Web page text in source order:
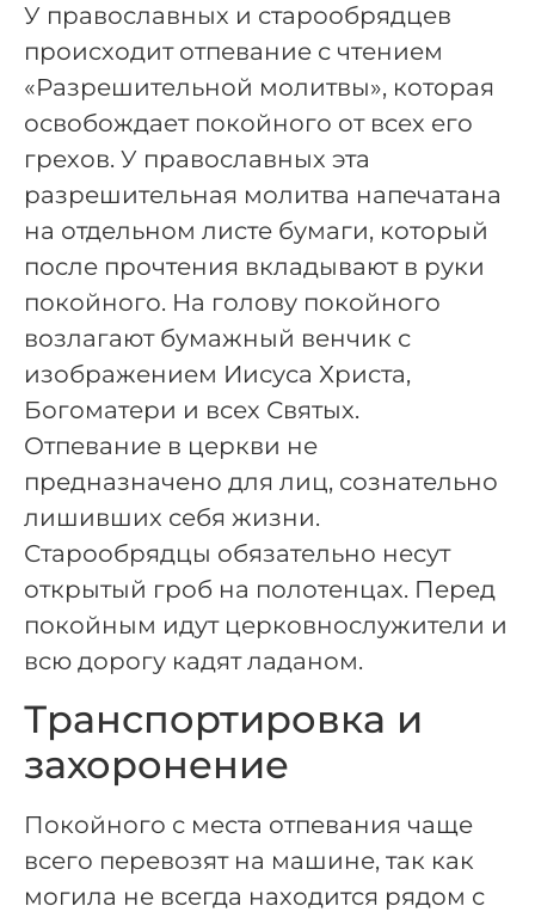
У православных и старообрядцев
происходит отпевание с чтением
«Разрешительной молитвы», которая
освобождает покойного от всех его
грехов. У православных эта
разрешительная молитва напечатана
на отдельном листе бумаги, который
после прочтения вкладывают в руки
покойного. На голову покойного
возлагают бумажный венчик с
изображением Иисуса Христа,
Богоматери и всех Святых.
Отпевание в церкви не
предназначено для лиц, сознательно
лишивших себя жизни.
Старообрядцы обязательно несут
открытый гроб на полотенцах. Перед
покойным идут церковнослужители и
всю дорогу кадят ладаном.
Транспортировка и
захоронение
Покойного с места отпевания чаще
всего перевозят на машине, так как
могила не всегда находится рядом с